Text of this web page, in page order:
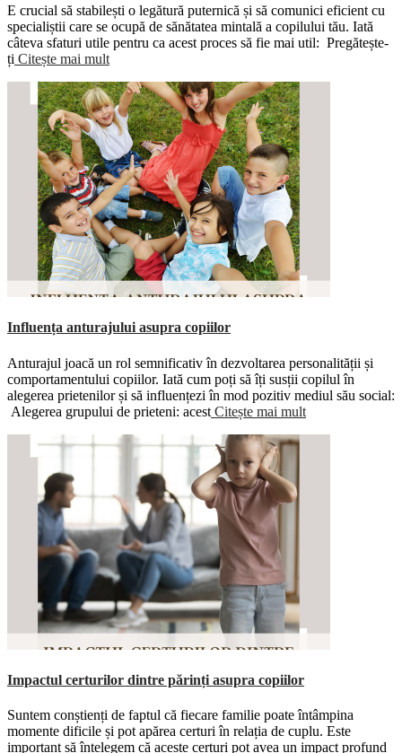
E crucial să stabilești o legătură puternică și să comunici eficient cu
specialiștii care se ocupă de sănătatea mintală a copilului tău. Iată
câteva sfaturi utile pentru ca acest proces să fie mai util: Pregătește-
ți Citește mai mult
Influența anturajului asupra copiilor
Anturajul joacă un rol semnificativ în dezvoltarea personalității și
comportamentului copiilor. Iată cum poți să îți susții copilul în
alegerea prietenilor și să influențezi în mod pozitiv mediul său social:
Alegerea grupului de prieteni: acest Citește mai mult
Impactul certurilor dintre părinți asupra copiilor
Suntem conștienți de faptul că fiecare familie poate întâmpina
momente dificile și pot apărea certuri în relația de cuplu. Este
important să înțelegem că aceste certuri pot avea un impact profund